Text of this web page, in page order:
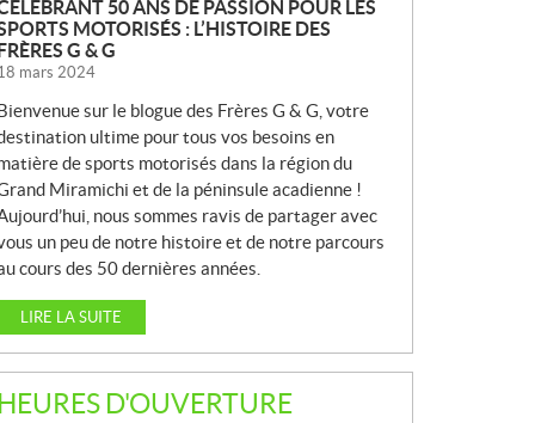
50 ANS DE PASSION POUR LES
MOTORISÉS : L’HISTOIRE DES
FRÈRES G & G
mars 2024
sur le blogue des Frères G & G, votre
ultime pour tous vos besoins en
de sports motorisés dans la région du
Miramichi et de la péninsule acadienne !
nous sommes ravis de partager avec
un peu de notre histoire et de notre parcours
cours des 50 dernières années.
LIRE LA SUITE
HEURES D'OUVERTURE